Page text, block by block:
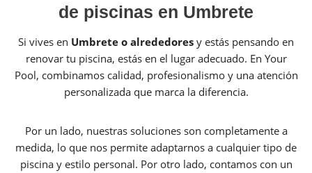
de piscinas en Umbrete
Si vives en Umbrete o alrededores y estás pensando en
renovar tu piscina, estás en el lugar adecuado. En Your
Pool, combinamos calidad, profesionalismo y una atención
personalizada que marca la diferencia.
Por un lado, nuestras soluciones son completamente a
medida, lo que nos permite adaptarnos a cualquier tipo de
piscina y estilo personal. Por otro lado, contamos con un